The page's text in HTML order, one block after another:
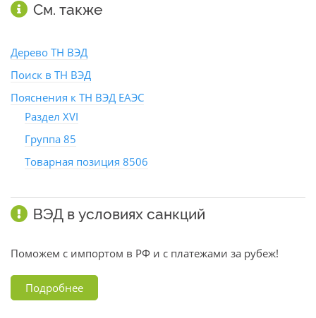
См. также
Дерево ТН ВЭД
Поиск в ТН ВЭД
Пояснения к ТН ВЭД ЕАЭС
Раздел XVI
Группа 85
Товарная позиция 8506
ВЭД в условиях санкций
Поможем с импортом в РФ и с платежами за рубеж!
Подробнее